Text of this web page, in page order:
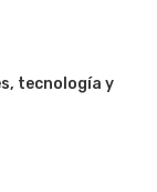
tecnología y